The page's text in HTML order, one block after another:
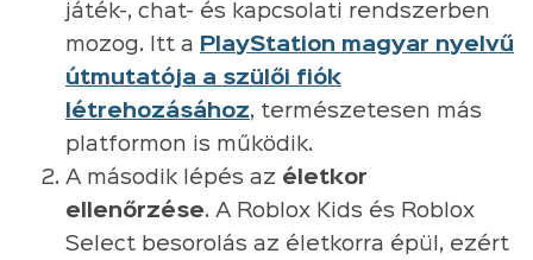
játék-, chat- és kapcsolati rendszerben
mozog. Itt a PlayStation magyar nyelvű
útmutatója a szülői fiók
létrehozásához, természetesen más
platformon is működik.
A második lépés az életkor
ellenőrzése. A Roblox Kids és Roblox
Select besorolás az életkorra épül, ezért